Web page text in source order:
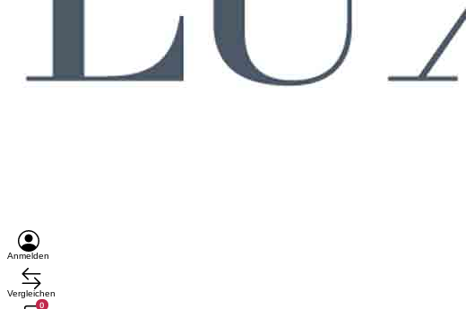
Anmelden
Vergleichen
0